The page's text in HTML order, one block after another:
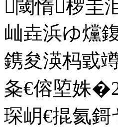
閾惰椤圭
屾垚浜ゆ爣
鎸夋渶杩戜
夈€傛埅姝
琛岄€掍氦